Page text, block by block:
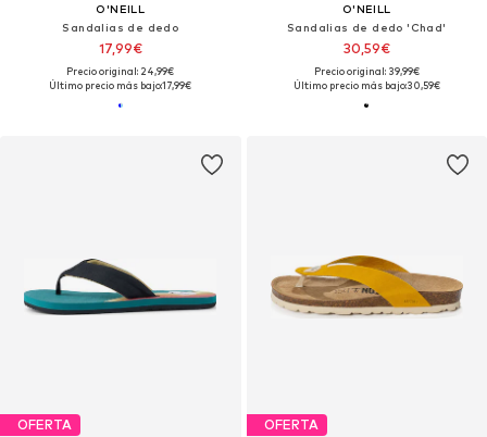
O'NEILL
Sandalias de dedo
17,99€
Precio original: 24,99€
Último precio más bajo:17,99€
O'NEILL
Sandalias de dedo 'Chad'
30,59€
Precio original: 39,99€
Último precio más bajo:30,59€
OFERTA OFERTA